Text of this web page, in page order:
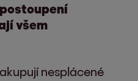
všem
nesplácené